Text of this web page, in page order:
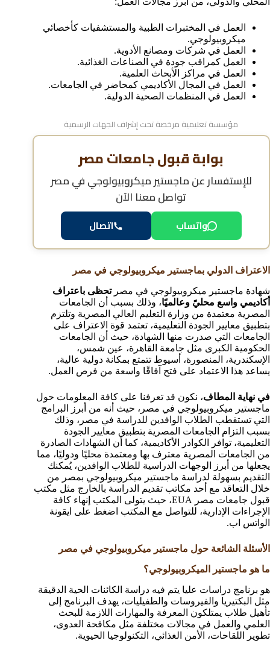
العمل في المختبرات الطبية والمستشفيات كأخصائي
ميكروبيولوجي.
العمل في شركات ومصانع الأدوية.
العمل كمراقب جودة في الصناعات الغذائية.
العمل في مراكز الأبحاث العلمية.
العمل في المجال الأكاديمي كمحاضر في الجامعات.
العمل في المنظمات الصحية الدولية.
مؤسسة تعليمية مرخصة تحت إشراف الجهات الرسمية
بوابة قبول جامعات مصر
للإستفسار عنماجستير ميكروبيولوجي في مصر
تواصل معنا الآن
واتساب اتصال
الاعتراف الدولي بماجستير ميكروبيولوجي في مصر
شهادة ماجستير ميكروبيولوجي في مصرتحظى باعتراف
أكاديمي واسع محليً وعالميًا، وذلك بسبب أن الجامعات
المصرية معتمدة من وزارة التعليم العالي المصرية وتلتزم
بتطبيق معايير الجودة التعليمية، تعتمد قوة الاعتراف على
الجامعات التي صدرت منها الشهادة، حيث أن الجامعات
الحكومية الكبرى مثل جامعة القاهرة، عين شمس،
الإسكندرية، المنصورة، أسيوط تتمتع بمكانة دولية عالية،
يساعد هذا الاعتماد على فتح آفاقًا واسعة من فرص العمل.
في نهاية المطاف، نكون قد تعرفنا على كافة المعلومات حول
ماجستير ميكروبيولوجي في مصر، حيث أنه من أبرز البرامج
التي تستقطب الطلاب الوافدين للدراسة في مصر، وذلك
بسبب التزام الجامعات المصرية بتطبيق معايير الجودة
التعليمية، توافر الكوادر الأكاديمية، كما أن الشهادات الصادرة
من الجامعات المصرية معترف بها ومعتمدة محليًا ودوليًا، مما
يجعلها من أبرز الوجهات الدراسية للطلاب الوافدين، يُمكنك
التقديم بسهولة لدراسة ماجستير ميكروبيولوجي بمصر من
خلال التعاقد مع أحد مكاتب تقديم الدراسة بالخارج مثل مكتب
قبول جامعات مصر EUA، حيث يتولى المكتب إنهاء كافة
الإجراءات الإدارية، للتواصل مع المكتب اضغط على ايقونة
الواتس اب.
الأسئلة الشائعة حول ماجستير ميكروبيولوجي في مصر
ما هو ماجستير الميكروبيولوجي؟
هو برنامج دراسات عليا يتم فيه دراسة الكائنات الحية الدقيقة
مثل البكتيريا والفيروسات والطفيليات، يهدف البرنامج إلى
تأهيل طلاب يمتلكون المعرفة والمهارات اللازمة للبحث
العلمي والعمل في مجالات مختلفة مثل مكافحة العدوى،
تطوير اللقاحات، الأمن الغذائي، التكنولوجيا الحيوية.